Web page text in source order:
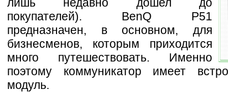
покупателей). BenQ P51
предназначен, в основном, для
бизнесменов, которым приходится
много путешествовать. Именно
поэтому коммуникатор имеет
модуль.